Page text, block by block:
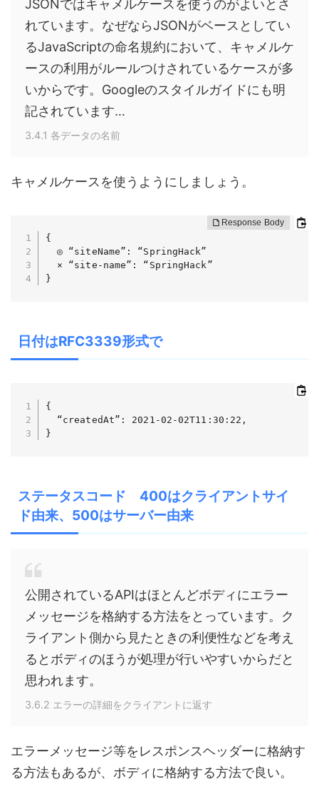
JSONではキャメルケースを使うのがよいとさ
れています。なぜならJSONがベースとしてい
るJavaScriptの命名規約において、キャメルケ
ースの利用がルールつけされているケースが多
いからです。Googleのスタイルガイドにも明
記されています…
3.4.1 各データの名前
キャメルケースを使うようにしましょう。
{
  ◎ “siteName”: “SpringHack”
  × “site-name”: “SpringHack”
}
日付はRFC3339形式で
{
  “createdAt”: 2021-02-02T11:30:22,
}
ステータスコード 400はクライアントサイ
ド由来、500はサーバー由来
公開されているAPIはほとんどボディにエラー
メッセージを格納する方法をとっています。ク
ライアント側から見たときの利便性などを考え
るとボディのほうが処理が行いやすいからだと
思われます。
3.6.2 エラーの詳細をクライアントに返す
エラーメッセージ等をレスポンスヘッダーに格納す
る方法もあるが、ボディに格納する方法で良い。